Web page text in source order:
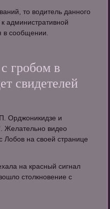
то водитель данного
административной
в сообщении.
гробом в
свидетелей
Орджоникидзе и
Желательно видео
Лобов на своей странице
на красный сигнал
столкновение с